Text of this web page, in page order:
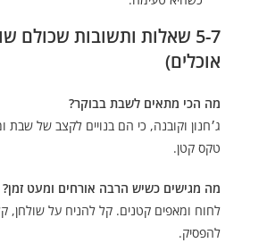
5-7 שאלות ותשובות שכולם
אוכלים)
מה הכי מתאים לשבת בבוקר?
ג׳חנון וקובנה, כי הם בנויים לקצב של שבת
טקס קטן.
מה מגישים כשיש הרבה אורחים ומעט זמן?
לחוח ומאפים קטנים. קל להניח על שולחן,
להפסיק.